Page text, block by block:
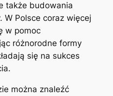
także budowania
W Polsce coraz więcej
w pomoc
różnorodne formy
się na sukces
można znaleźć